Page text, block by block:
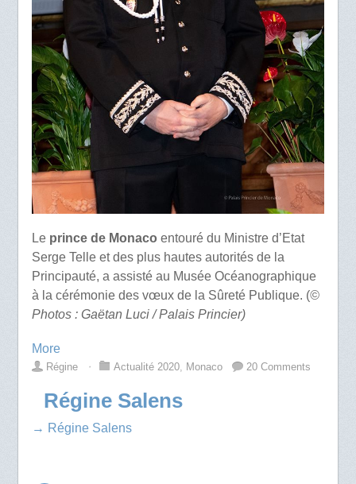
Leprince de Monaco entouré du Ministre d’Etat
Serge Telle et des plus hautes autorités de la
Principauté, a assisté au Musée Océanographique
à la cérémonie des vœux de la Sûreté Publique. (©
Photos : Gaëtan Luci / Palais Princier)
More
Régine ⋅ Actualité 2020, Monaco 20 Comments
Régine Salens
→ Régine Salens